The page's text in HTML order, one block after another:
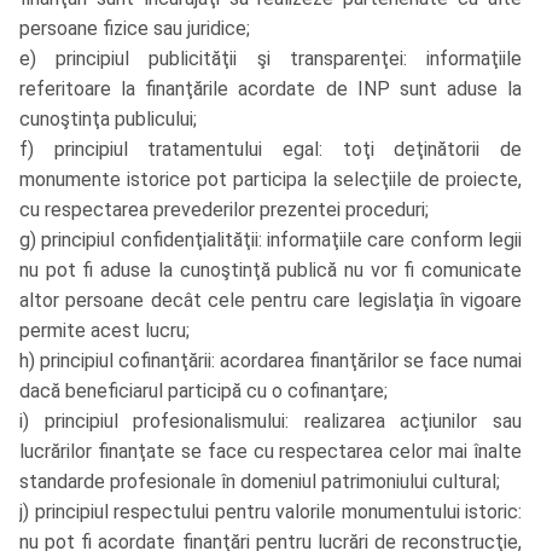
persoane fizice sau juridice;
e) principiul publicităţii şi transparenţei: informaţiile
referitoare la finanţările acordate de INP sunt aduse la
cunoştinţa publicului;
f) principiul tratamentului egal: toţi deţinătorii de
monumente istorice pot participa la selecţiile de proiecte,
cu respectarea prevederilor prezentei proceduri;
g) principiul confidenţialităţii: informaţiile care conform legii
nu pot fi aduse la cunoştinţă publică nu vor fi comunicate
altor persoane decât cele pentru care legislaţia în vigoare
permite acest lucru;
h) principiul cofinanţării: acordarea finanţărilor se face numai
dacă beneficiarul participă cu o cofinanţare;
i) principiul profesionalismului: realizarea acţiunilor sau
lucrărilor finanţate se face cu respectarea celor mai înalte
standarde profesionale în domeniul patrimoniului cultural;
j) principiul respectului pentru valorile monumentului istoric:
nu pot fi acordate finanţări pentru lucrări de reconstrucţie,